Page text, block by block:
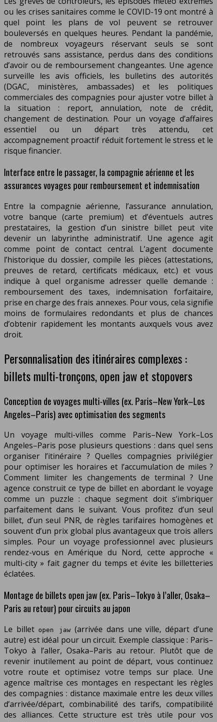
ou les crises sanitaires comme le COVID-19 ont montré à
quel point les plans de vol peuvent se retrouver
bouleversés en quelques heures. Pendant la pandémie,
de nombreux voyageurs réservant seuls se sont
retrouvés sans assistance, perdus dans des conditions
d’avoir ou de remboursement changeantes. Une agence
surveille les avis officiels, les bulletins des autorités
(DGAC, ministères, ambassades) et les politiques
commerciales des compagnies pour ajuster votre billet à
la situation : report, annulation, note de crédit,
changement de destination. Pour un voyage d’affaires
essentiel ou un départ très attendu, cet
accompagnement proactif réduit fortement le stress et le
risque financier.
Interface entre le passager, la compagnie aérienne et les
assurances voyages pour remboursement et indemnisation
Entre la compagnie aérienne, l’assurance annulation,
votre banque (carte premium) et d’éventuels autres
prestataires, la gestion d’un sinistre billet peut vite
devenir un labyrinthe administratif. Une agence agit
comme point de contact central. L’agent documente
l’historique du dossier, compile les pièces (attestations,
preuves de retard, certificats médicaux, etc.) et vous
indique à quel organisme adresser quelle demande :
remboursement des taxes, indemnisation forfaitaire,
prise en charge des frais annexes. Pour vous, cela signifie
moins de formulaires redondants et plus de chances
d’obtenir rapidement les montants auxquels vous avez
droit.
Personnalisation des itinéraires complexes :
billets multi-tronçons, open jaw et stopovers
Conception de voyages multi-villes (ex. Paris–New York–Los
Angeles–Paris) avec optimisation des segments
Un voyage multi-villes comme Paris–New York–Los
Angeles–Paris pose plusieurs questions : dans quel sens
organiser l’itinéraire ? Quelles compagnies privilégier
pour optimiser les horaires et l’accumulation de miles ?
Comment limiter les changements de terminal ? Une
agence construit ce type de billet en abordant le voyage
comme un puzzle : chaque segment doit s’imbriquer
parfaitement dans le suivant. Vous profitez d’un seul
billet, d’un seul PNR, de règles tarifaires homogènes et
souvent d’un prix global plus avantageux que trois allers
simples. Pour un voyage professionnel avec plusieurs
rendez-vous en Amérique du Nord, cette approche «
multi-city » fait gagner du temps et évite les billetteries
éclatées.
Montage de billets open jaw (ex. Paris–Tokyo à l’aller, Osaka–
Paris au retour) pour circuits au japon
Le billet open jaw (arrivée dans une ville, départ d’une
autre) est idéal pour un circuit. Exemple classique : Paris–
Tokyo à l’aller, Osaka–Paris au retour. Plutôt que de
revenir inutilement au point de départ, vous continuez
votre route et optimisez votre temps sur place. Une
agence maîtrise ces montages en respectant les règles
des compagnies : distance maximale entre les deux villes
d’arrivée/départ, combinabilité des tarifs, compatibilité
des alliances. Cette structure est très utile pour vos